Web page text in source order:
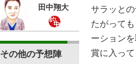
サラッと
たがって
ーション
賞に入っ
田中翔大
その他の予想陣